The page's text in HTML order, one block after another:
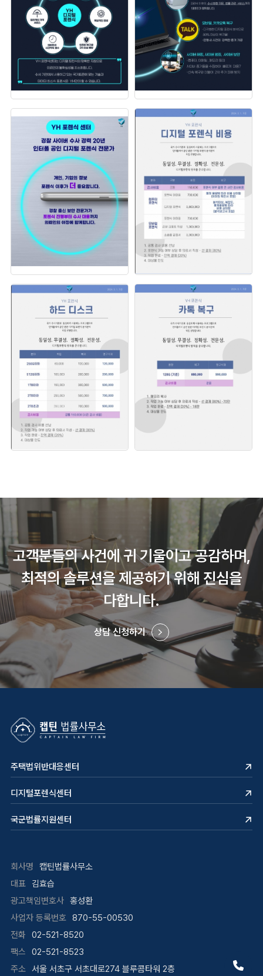
고객분들의 사건에 귀 기울이고 공감하며,
최적의 솔루션을 제공하기 위해 진심을
다합니다.
상담 신청하기
주택법위반대응센터
디지털포렌식센터
국군법률지원센터
회사명
캡틴법률사무소
대표
김효습
광고책임변호사 홍성환
사업자 등록번호 870-55-00530
전화
02-521-8520
팩스
02-521-8523
주소 서울 서초구 서초대로274 블루콤타워 2층